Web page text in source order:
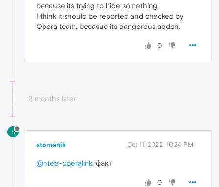
because its trying to hide something.
I think it should be reported and checked by
Opera team, becasue its dangerous addon.
0
3 months later
S
stomenik Oct 11, 2022, 10:24 PM
@ntee-operalink: факт
0